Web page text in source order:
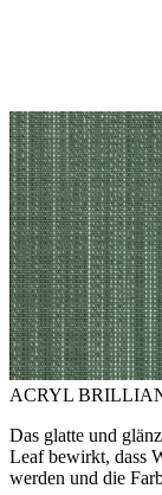
ACRYL
Das glatte und
Leaf bewirkt, dass
werden und die